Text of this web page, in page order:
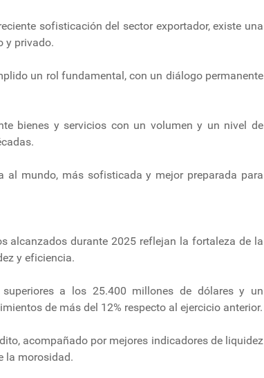
sofisticación del sector exportador, existe una
y privado.
un rol fundamental, con un diálogo permanente
bienes y servicios con un volumen y un nivel de
al mundo, más sofisticada y mejor preparada para
alcanzados durante 2025 reflejan la fortaleza de la
y eficiencia.
a los 25.400 millones de dólares y un
de más del 12% respecto al ejercicio anterior.
acompañado por mejores indicadores de liquidez
la morosidad.